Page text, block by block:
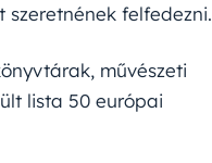
felfedezni.
művészeti
lista 50 európai